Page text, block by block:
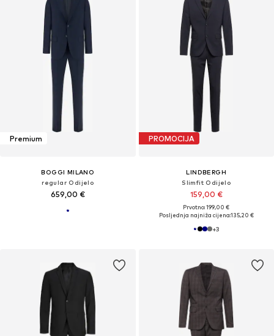
Premium
BOGGI MILANO
regular Odijelo
659,00 €
PROMOCIJA
LINDBERGH
Slimfit Odijelo
159,00 €
Prvotno: 199,00 €
Posljednja najniža cijena:135,20 €
+3